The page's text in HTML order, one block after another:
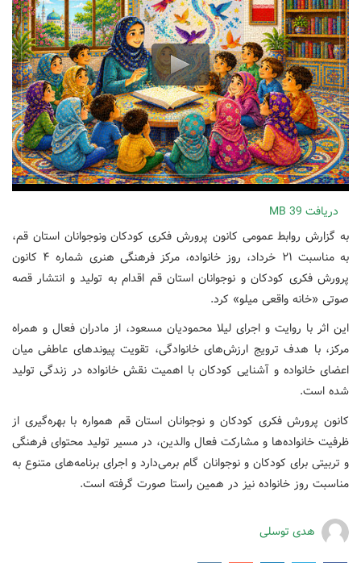
دریافت 39 MB
به گزارش روابط عمومی کانون پرورش فکری کودکان ونوجوانان استان قم،
به مناسبت ۲۱ خرداد، روز خانواده، مرکز فرهنگی هنری شماره ۴ کانون
پرورش فکری کودکان و نوجوانان استان قم اقدام به تولید و انتشار قصه
صوتی «خانه واقعی میلو» کرد.
این اثر با روایت و اجرای لیلا محمودیان مسعود، از مادران فعال و همراه
مرکز، با هدف ترویج ارزش‌های خانوادگی، تقویت پیوندهای عاطفی میان
اعضای خانواده و آشنایی کودکان با اهمیت نقش خانواده در زندگی تولید
شده است.
کانون پرورش فکری کودکان و نوجوانان استان قم همواره با بهره‌گیری از
ظرفیت خانواده‌ها و مشارکت فعال والدین، در مسیر تولید محتوای فرهنگی
و تربیتی برای کودکان و نوجوانان گام برمی‌دارد و اجرای برنامه‌های متنوع به
مناسبت روز خانواده نیز در همین راستا صورت گرفته است.
هدی توسلی